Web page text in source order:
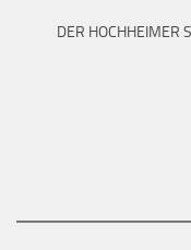
DER HOCHHEIMER